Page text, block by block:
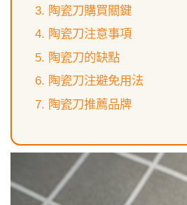
陶瓷刀購買關鍵
陶瓷刀注意事項
陶瓷刀的缺點
陶瓷刀注避免用法
陶瓷刀推薦品牌